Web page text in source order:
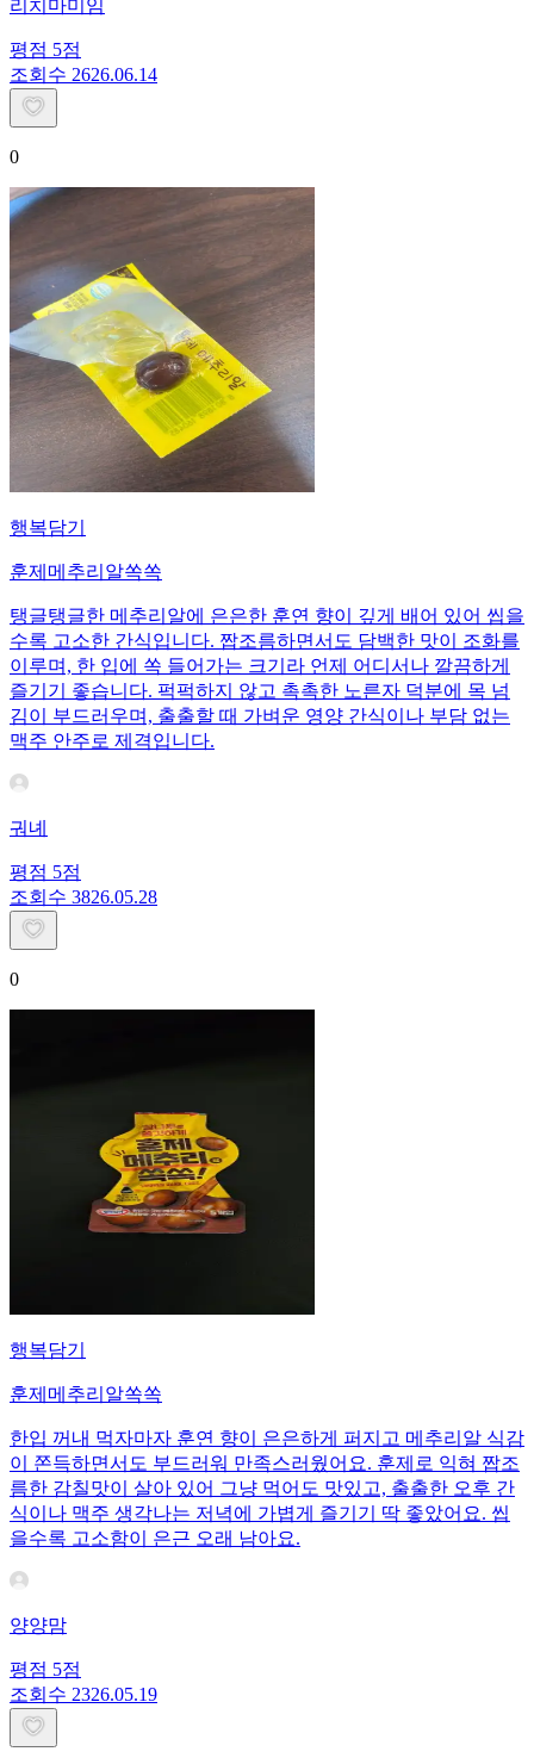
리치마미임
평점 5점
조회수 2626.06.14
0
행복담기
훈제메추리알쏙쏙
탱글탱글한 메추리알에 은은한 훈연 향이 깊게 배어 있어 씹을
수록 고소한 간식입니다. 짭조름하면서도 담백한 맛이 조화를
이루며, 한 입에 쏙 들어가는 크기라 언제 어디서나 깔끔하게
즐기기 좋습니다. 퍽퍽하지 않고 촉촉한 노른자 덕분에 목 넘
김이 부드러우며, 출출할 때 가벼운 영양 간식이나 부담 없는
맥주 안주로 제격입니다.
궈녜
평점 5점
조회수 3826.05.28
0
행복담기
훈제메추리알쏙쏙
한입 꺼내 먹자마자 훈연 향이 은은하게 퍼지고 메추리알 식감
이 쫀득하면서도 부드러워 만족스러웠어요. 훈제로 익혀 짭조
름한 감칠맛이 살아 있어 그냥 먹어도 맛있고, 출출한 오후 간
식이나 맥주 생각나는 저녁에 가볍게 즐기기 딱 좋았어요. 씹
을수록 고소함이 은근 오래 남아요.
양양맘
평점 5점
조회수 2326.05.19